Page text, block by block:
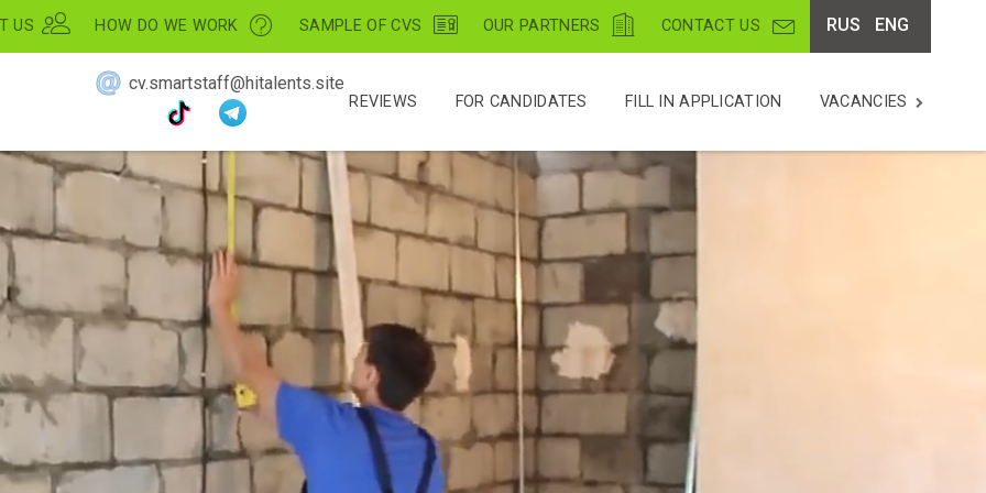
RUS ENG
US HOW DO WE WORK SAMPLE OF CVS OUR PARTNERS CONTACT US
cv.smartstaff@hitalents.site
REVIEWS FOR CANDIDATES FILL IN APPLICATION VACANCIES